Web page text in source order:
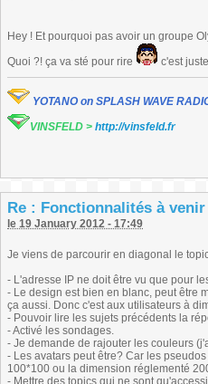
Hey ! Et pourquoi pas avoir un groupe
Quoi ?! ça va sté pour rire
c'est
YOTANO on SPLASH WAVE
VINSFELD > http://vinsfeld.fr
Re : Fonctionnalités à venir
le 19 January 2012 - 17:49
Je viens de parcourir en diagonal le
- L'adresse IP ne doit être vu que pour
- Le design est bien en blanc, peut être
ça aussi. Donc c'est aux utilisateurs à
- Pouvoir lire les sujets précédents la
- Activé les sondages.
- Je demande de rajouter les couleurs
- Les avatars peut être? Car les
100*100 ou la dimension réglementé
- Mettre des topics qui ne sont